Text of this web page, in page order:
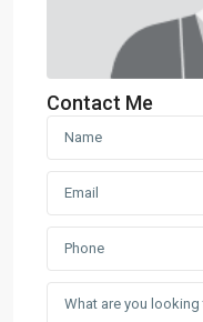
Contact Me
What are you